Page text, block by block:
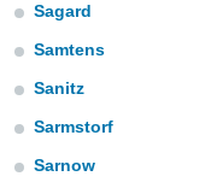
basada
seguir
Sagard
Samtens
Sanitz
Sarmstorf
Sarnow